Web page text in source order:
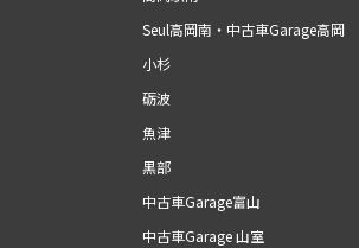
Seul高岡南・中古車Garage高岡
小杉
砺波
魚津
黒部
中古車Garage富山
中古車Garage 山室